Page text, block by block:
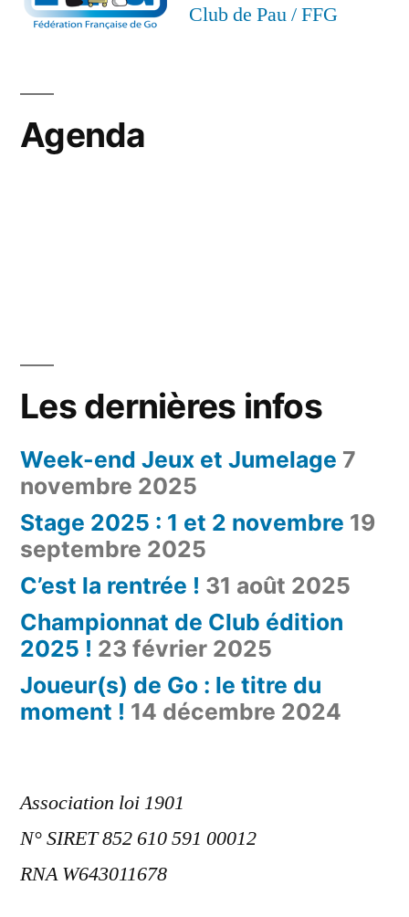
Club de Pau / FFG
Agenda
Les dernières infos
Week-end Jeux et Jumelage 7
novembre 2025
Stage 2025 : 1 et 2 novembre 19
septembre 2025
C’est la rentrée ! 31 août 2025
Championnat de Club édition
2025 ! 23 février 2025
Joueur(s) de Go : le titre du
moment ! 14 décembre 2024
Association loi 1901
N° SIRET 852 610 591 00012
RNA W643011678